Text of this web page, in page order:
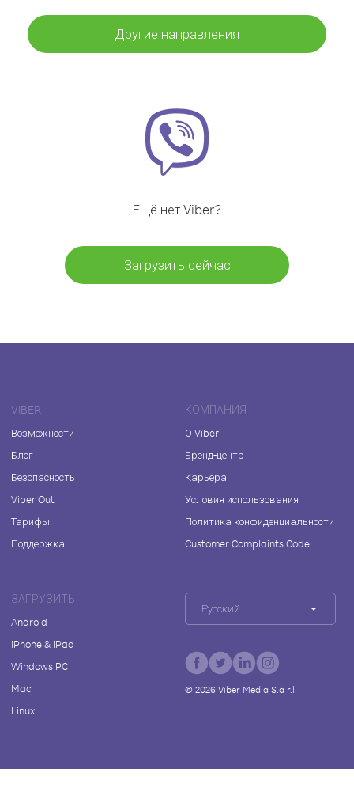
Другие направления
Ещё нет Viber?
Загрузить сейчас
VIBER
Возможности
Блог
Безопасность
Viber Out
Тарифы
Поддержка
КОМПАНИЯ
О Viber
Бренд-центр
Карьера
Условия использования
Политика конфиденциальности
Customer Complaints Code
ЗАГРУЗИТЬ
Android
iPhone & iPad
Windows PC
Mac
Linux
Русский
© 2026Viber Media S.à r.l.